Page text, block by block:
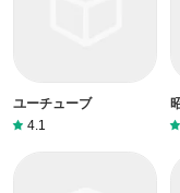
ユーチューブ
4.1